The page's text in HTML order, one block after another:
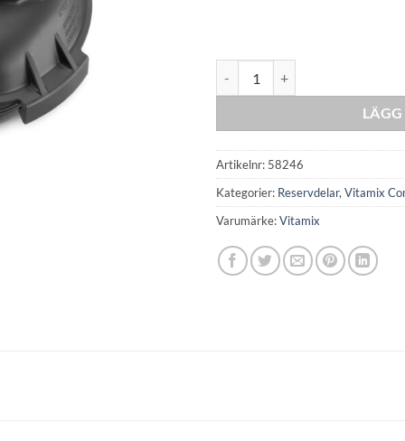
Artikelnr: 58246
Kategorier: Reservdelar, Vitamix
Varumärke:Vitamix